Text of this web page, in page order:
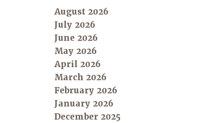
August 2026
July 2026
June 2026
May 2026
April 2026
March 2026
February 2026
January 2026
December 2025